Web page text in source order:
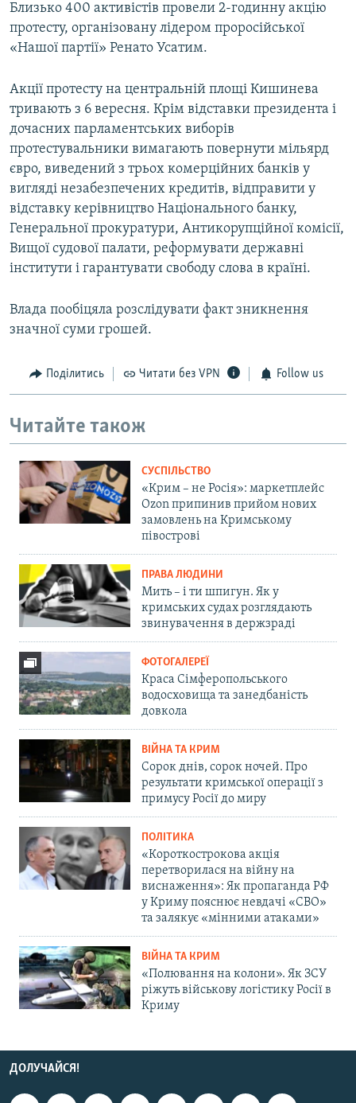
Близько 400 активістів провели 2-годинну акцію
протесту, організовану лідером проросійської
«Нашої партії» Ренато Усатим.
Акції протесту на центральній площі Кишинева
тривають з 6 вересня. Крім відставки президента і
дочасних парламентських виборів
протестувальники вимагають повернути мільярд
євро, виведений з трьох комерційних банків у
вигляді незабезпечених кредитів, відправити у
відставку керівництво Національного банку,
Генеральної прокуратури, Антикорупційної комісії,
Вищої судової палати, реформувати державні
інститути і гарантувати свободу слова в країні.
Влада пообіцяла розслідувати факт зникнення
значної суми грошей.
Поділитись Читати без VPN Follow us
Читайте також
СУСПІЛЬСТВО
«Крим – не Росія»: маркетплейс
Ozon припинив прийом нових
замовлень на Кримському
півострові
ПРАВА ЛЮДИНИ
Мить – і ти шпигун. Як у
кримських судах розглядають
звинувачення в держзраді
ФОТОГАЛЕРЕЇ
Краса Сімферопольського
водосховища та занедбаність
довкола
ВІЙНА ТА КРИМ
Сорок днів, сорок ночей. Про
результати кримської операції з
примусу Росії до миру
ПОЛІТИКА
«Короткострокова акція
перетворилася на війну на
виснаження»: Як пропаганда РФ
у Криму пояснює невдачі «СВО»
та залякує «мінними атаками»
ВІЙНА ТА КРИМ
«Полювання на колони». Як ЗСУ
ріжуть військову логістику Росії в
Криму
ДОЛУЧАЙСЯ!